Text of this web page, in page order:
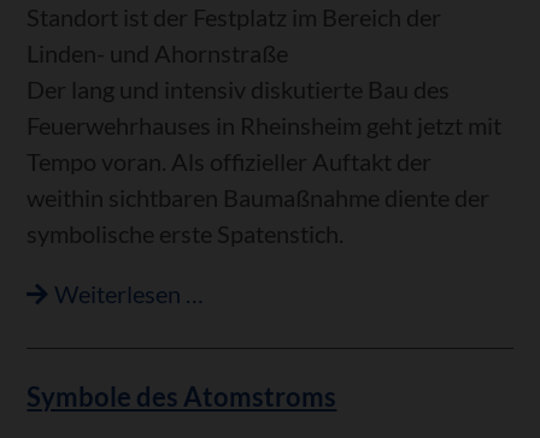
Standort ist der Festplatz im Bereich der
Linden- und Ahornstraße
Der lang und intensiv diskutierte Bau des
Feuerwehrhauses in Rheinsheim geht jetzt mit
Tempo voran. Als offizieller Auftakt der
weithin sichtbaren Baumaßnahme diente der
symbolische erste Spatenstich.
Weiterlesen …
Symbole des Atomstroms